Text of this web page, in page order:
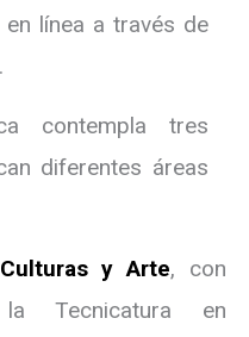
línea a través de
contempla tres
diferentes áreas
y Arte, con
Tecnicatura en